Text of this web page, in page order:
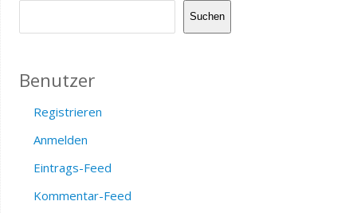
Suchen
Benutzer
Registrieren
Anmelden
Eintrags-Feed
Kommentar-Feed